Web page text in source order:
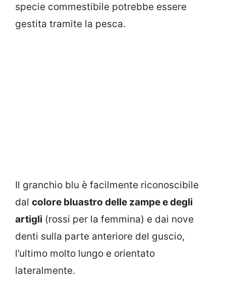
specie commestibile potrebbe essere
gestita tramite la pesca.
Il granchio blu è facilmente riconoscibile
dal colore bluastro delle zampe e degli
artigli (rossi per la femmina) e dai nove
denti sulla parte anteriore del guscio,
l’ultimo molto lungo e orientato
lateralmente.